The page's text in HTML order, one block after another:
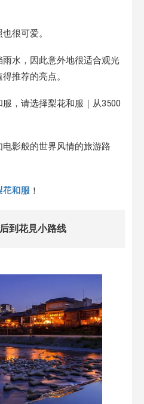
很可爱。
水，因此意外地很适合观光
推荐的亮点。
，请选择梨花和服｜从3500
影般的世界风情的旅游路
花和服 ！
到花見小路线